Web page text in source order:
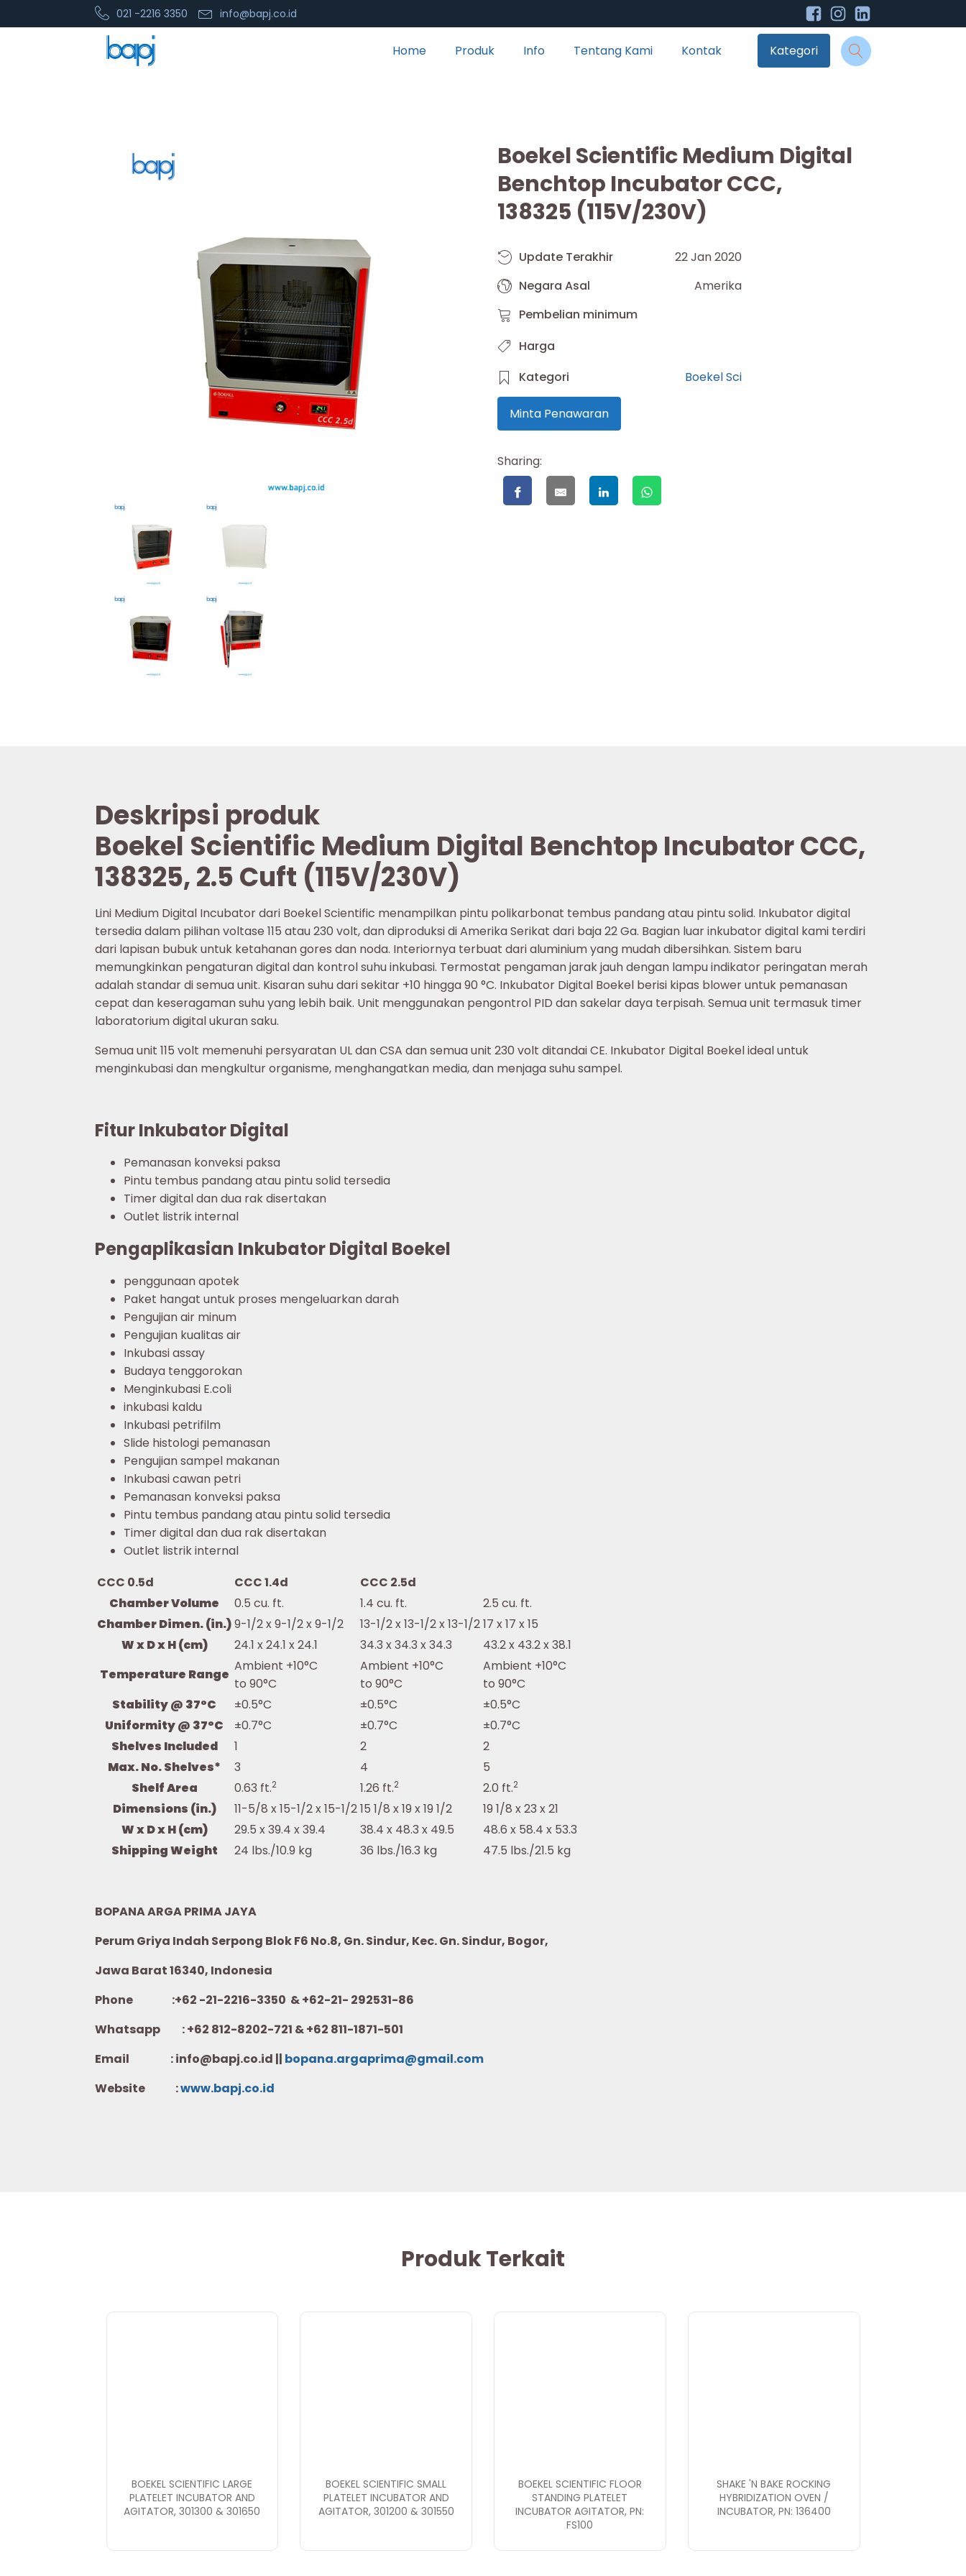
021 -2216 3350 info@bapj.co.id
Home Produk Info Tentang Kami Kontak Kategori
Boekel Scientific Medium Digital
Benchtop Incubator CCC,
138325 (115V/230V)
Update Terakhir
22 Jan 2020
Negara Asal
Amerika
Pembelian minimum
Harga
Kategori
Boekel Sci
Minta Penawaran
Sharing:
Deskripsi produk
Boekel Scientific Medium Digital Benchtop Incubator CCC,
138325, 2.5 Cuft (115V/230V)
Lini Medium Digital Incubator dari Boekel Scientific menampilkan pintu polikarbonat tembus pandang atau pintu solid. Inkubator digital
tersedia dalam pilihan voltase 115 atau 230 volt, dan diproduksi di Amerika Serikat dari baja 22 Ga. Bagian luar inkubator digital kami terdiri
dari lapisan bubuk untuk ketahanan gores dan noda. Interiornya terbuat dari aluminium yang mudah dibersihkan. Sistem baru
memungkinkan pengaturan digital dan kontrol suhu inkubasi. Termostat pengaman jarak jauh dengan lampu indikator peringatan merah
adalah standar di semua unit. Kisaran suhu dari sekitar +10 hingga 90 °C. Inkubator Digital Boekel berisi kipas blower untuk pemanasan
cepat dan keseragaman suhu yang lebih baik. Unit menggunakan pengontrol PID dan sakelar daya terpisah. Semua unit termasuk timer
laboratorium digital ukuran saku.
Semua unit 115 volt memenuhi persyaratan UL dan CSA dan semua unit 230 volt ditandai CE. Inkubator Digital Boekel ideal untuk
menginkubasi dan mengkultur organisme, menghangatkan media, dan menjaga suhu sampel.
Fitur Inkubator Digital
Pemanasan konveksi paksa
Pintu tembus pandang atau pintu solid tersedia
Timer digital dan dua rak disertakan
Outlet listrik internal
Pengaplikasian Inkubator Digital Boekel
penggunaan apotek
Paket hangat untuk proses mengeluarkan darah
Pengujian air minum
Pengujian kualitas air
Inkubasi assay
Budaya tenggorokan
Menginkubasi E.coli
inkubasi kaldu
Inkubasi petrifilm
Slide histologi pemanasan
Pengujian sampel makanan
Inkubasi cawan petri
Pemanasan konveksi paksa
Pintu tembus pandang atau pintu solid tersedia
Timer digital dan dua rak disertakan
Outlet listrik internal
CCC 0.5d
CCC 1.4d
CCC 2.5d
Chamber Volume
0.5 cu. ft. 1.4 cu. ft.
2.5 cu. ft.
Chamber Dimen. (in.)9-1/2 x 9-1/2 x 9-1/2 13-1/2 x 13-1/2 x 13-1/217 x 17 x 15
W x D x H (cm)
24.1 x 24.1 x 24.1 34.3 x 34.3 x 34.3
43.2 x 43.2 x 38.1
Temperature Range
Ambient +10°C
to 90°C
Ambient +10°C
to 90°C
Ambient +10°C
to 90°C
Stability @ 37°C
±0.5°C ±0.5°C
±0.5°C
Uniformity @ 37°C
±0.7°C ±0.7°C
±0.7°C
Shelves Included
1 2
2
Max. No. Shelves*
3 4
5
Shelf Area
0.63 ft.2 1.26 ft.2 2.0 ft.2
Dimensions (in.) 11-5/8 x 15-1/2 x 15-1/215 1/8 x 19 x 19 1/2
19 1/8 x 23 x 21
W x D x H (cm)
29.5 x 39.4 x 39.4 38.4 x 48.3 x 49.5
48.6 x 58.4 x 53.3
Shipping Weight
24 lbs./10.9 kg 36 lbs./16.3 kg 47.5 lbs./21.5 kg
BOPANA ARGA PRIMA JAYA
Perum Griya Indah Serpong Blok F6 No.8, Gn. Sindur, Kec. Gn. Sindur, Bogor,
Jawa Barat 16340, Indonesia
Phone :+62 -21-2216-3350 & +62-21- 292531-86
Whatsapp :+62 812-8202-721 & +62 811-1871-501
Email : info@bapj.co.id || bopana.argaprima@gmail.com
Website :www.bapj.co.id
Produk Terkait
BOEKEL SCIENTIFIC LARGE
PLATELET INCUBATOR AND
AGITATOR, 301300 & 301650
BOEKEL SCIENTIFIC SMALL
PLATELET INCUBATOR AND
AGITATOR, 301200 & 301550
BOEKEL SCIENTIFIC FLOOR
STANDING PLATELET
INCUBATOR AGITATOR, PN:
FS100
SHAKE 'N BAKE ROCKING
HYBRIDIZATION OVEN /
INCUBATOR, PN: 136400